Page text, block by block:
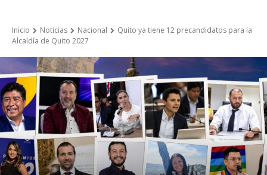
Inicio Noticias Nacional
Quito ya tiene 12 precandidatos para la
Alcaldía de Quito 2027